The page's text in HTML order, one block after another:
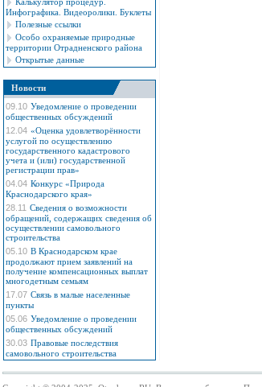
Инфографика. Видеоролики. Буклеты
Полезные ссылки
Особо охраняемые природные
территории Отрадненского района
Открытые данные
Новости
09.10 Уведомление о проведении
общественных обсуждений
12.04 «Оценка удовлетворённости
услугой по осуществлению
государственного кадастрового
учета и (или) государственной
регистрации прав»
04.04 Конкурс «Природа
Краснодарского края»
28.11 Сведения о возможности
обращений, содержащих сведения об
осуществлении самовольного
строительства
05.10 В Краснодарском крае
продолжают прием заявлений на
получение компенсационных выплат
многодетным семьям
17.07 Связь в малые населенные
пункты
05.06 Уведомление о проведении
общественных обсуждений
30.03 Правовые последствия
самовольного строительства